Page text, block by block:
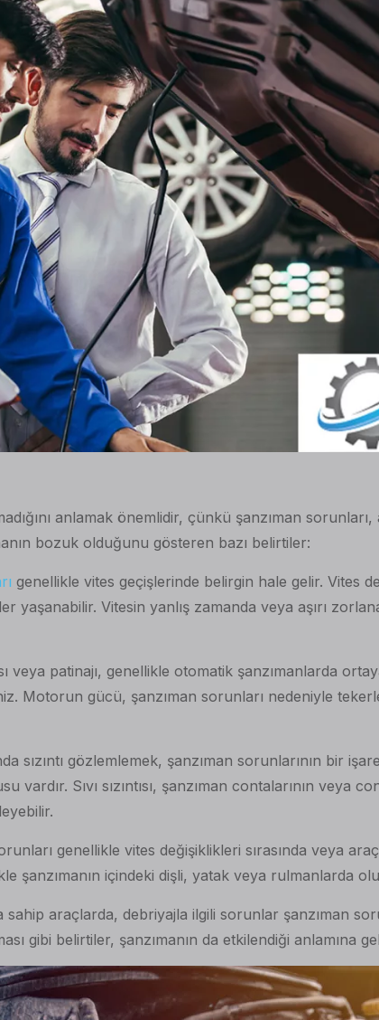
anlamak önemlidir, çünkü şanzıman
bozuk olduğunu gösteren bazı belirtiler:
genellikle vites geçişlerinde belirgin hale gelir. Vites
yaşanabilir. Vitesin yanlış zamanda veya aşırı
veya patinajı, genellikle otomatik şanzımanlarda
Motorun gücü, şanzıman sorunları nedeniyle
sızıntı gözlemlemek, şanzıman sorunlarının bir
Sıvı sızıntısı, şanzıman contalarının veya
genellikle vites değişiklikleri sırasında veya
şanzımanın içindeki dişli, yatak veya rulmanlarda
araçlarda, debriyajla ilgili sorunlar şanzıman
gibi belirtiler, şanzımanın da etkilendiği anlamına